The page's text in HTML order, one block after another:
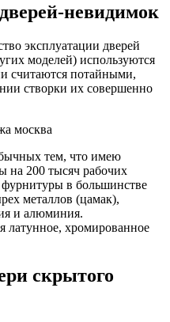
невидимок
эксплуатации дверей
моделей) используются
считаются потайными,
створки их совершенно
тем, что имею
на 200 тысяч рабочих
фурнитуры в большинстве
металлов (цамак),
и алюминия.
латунное, хромированное
скрытого